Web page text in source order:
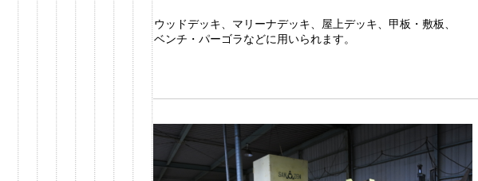
ウッドデッキ、マリーナデッキ、屋上デッキ、甲板・敷板、
ベンチ・パーゴラなどに用いられます。